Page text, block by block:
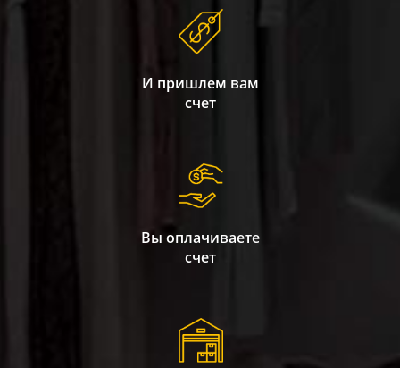
И пришлем вам
счет
Вы оплачиваете
счет